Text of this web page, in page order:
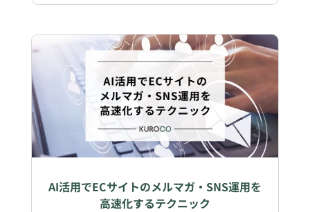
AI活用でECサイトのメルマガ・SNS運用を
高速化するテクニック